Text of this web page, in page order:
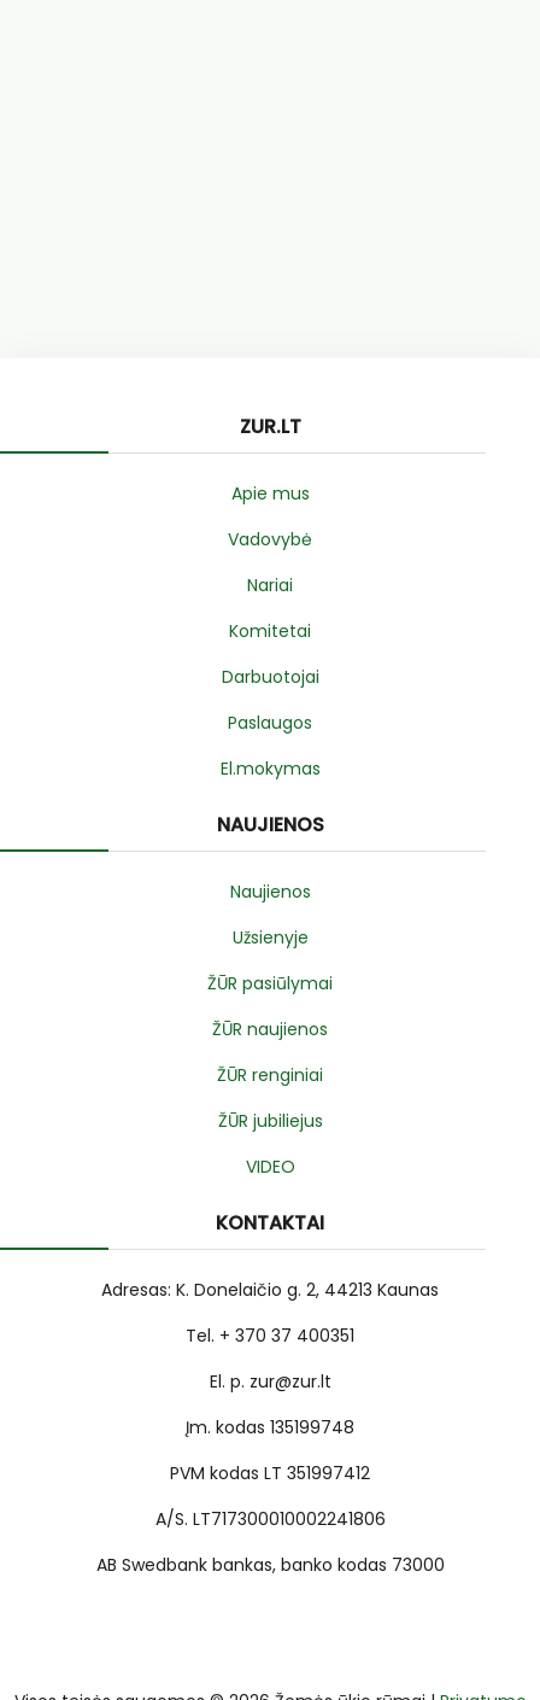
ZUR.LT
Apie mus
Vadovybė
Nariai
Komitetai
Darbuotojai
Paslaugos
El.mokymas
NAUJIENOS
Naujienos
Užsienyje
ŽŪR pasiūlymai
ŽŪR naujienos
ŽŪR renginiai
ŽŪR jubiliejus
VIDEO
KONTAKTAI
Adresas: K. Donelaičio g. 2, 44213 Kaunas
Tel. + 370 37 400351
El. p. zur@zur.lt
Įm. kodas 135199748
PVM kodas LT 351997412
A/S. LT717300010002241806
AB Swedbank bankas, banko kodas 73000